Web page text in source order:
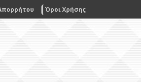
Όροι Χρήσης